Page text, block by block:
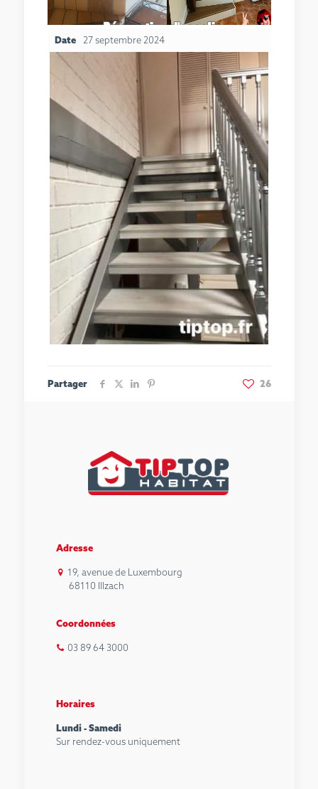
Date 27 septembre 2024
Partager 26
Adresse
19, avenue de Luxembourg
68110 Illzach
Coordonnées
03 89 64 3000
Horaires
Lundi - Samedi
Sur rendez-vous uniquement